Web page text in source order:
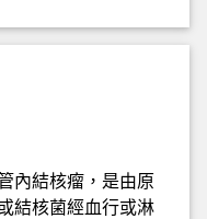
結核瘤，是由原
結核菌經血行或淋